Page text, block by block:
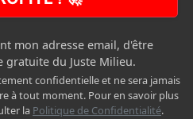
mon adresse email, d'être
gratuite du Juste Milieu.
confidentielle et ne sera jamais
à tout moment. Pour en savoir plus
la Politique de Confidentialité.